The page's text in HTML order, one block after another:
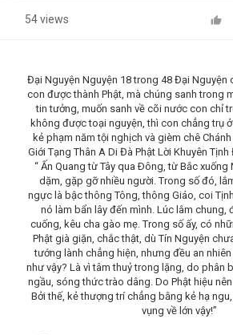
54 views
Đại Nguyện Nguyện 18 trong 48 Đại Nguyện
con được thành Phật, mà chúng sanh trong
tin tưởng, muốn sanh về cõi nước con chỉ
không được toại nguyện, thì con chẳng trụ
kẻ phạm năm tội nghịch và gièm chê
Giới Tạng Thân A Di Đà Phật Lời Khuyên
“ Ấn Quang từ Tây qua Ðông, từ Bắc xuống
dặm, gặp gỡ nhiều người. Trong số đó,
ngực là bậc thông Tông, thông Giáo, coi
nó làm bẩn lây đến mình. Lúc lâm chung,
cuống, kêu cha gào mẹ. Trong số ấy, có
Phật già giặn, chắc thật, dù Tín Nguyện
tướng lành chẳng hiện, nhưng đều an
như vậy? Là vì tâm thuỷ trong lặng, do phân
ngầu, sóng thức trào dâng. Do Phật hiệu
Bởi thế, kẻ thượng trí chẳng bằng kẻ hạ
vụng về lớn vậy!”